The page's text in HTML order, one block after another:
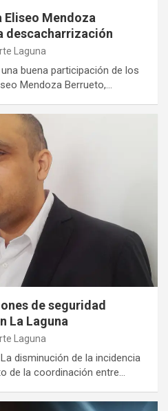
Mendoza
descacharrización
Laguna
buena participación de los
Mendoza Berrueto,…
de seguridad
La Laguna
Laguna
disminución de la incidencia
de la coordinación entre…